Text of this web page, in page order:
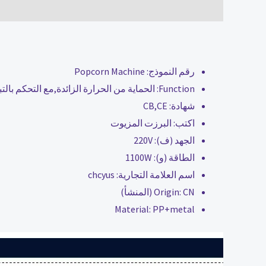
رقم النموذج: Popcorn Machine
Function: الحماية من الحرارة الزائدة,مع التحكم
شهادة: CB,CE
اكتب: البرزت المزيوت
الجهد (ف):220V
الطاقة (و): 1100W
اسم العلامة التجارية: chcyus
Origin: CN (المنشأ)
Material: PP+metal